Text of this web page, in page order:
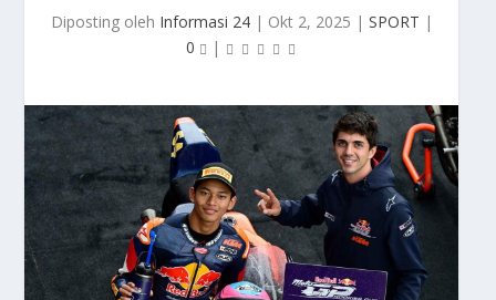
Diposting oleh Informasi 24| Okt 2, 2025 | SPORT |
0
|